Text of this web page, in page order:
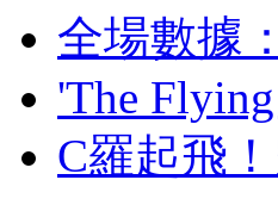
全場數據
'The
C羅起飛